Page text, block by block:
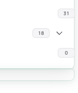
31
18
0